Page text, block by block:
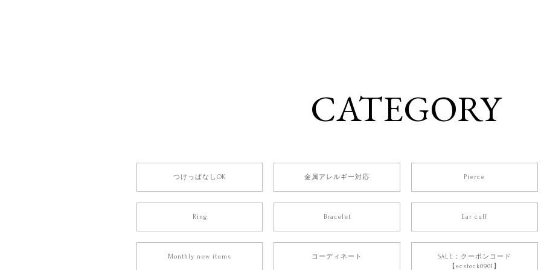
CATEGORY
つけっぱなしOK 金属アレルギー対応 Pierce
Ring Bracelet Ear cuff
Monthly new items コーディネート
SALE：クーポンコード
【ecstock0901】